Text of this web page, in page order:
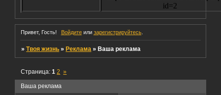
id=2
Привет, Гость! Войдитеили зарегистрируйтесь.
»Твоя жизнь » Реклама » Ваша реклама
Ваша реклама
Страница:1 2 »